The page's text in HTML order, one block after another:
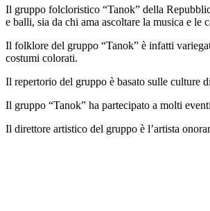
Il gruppo folcloristico “Tanok” della
e balli, sia da chi ama ascoltare la musica e le
Il folklore del gruppo “Tanok” è infatti
costumi colorati.
Il repertorio del gruppo è basato sulle culture
Il gruppo “Tanok” ha partecipato a molti
Il direttore artistico del gruppo è l’artista